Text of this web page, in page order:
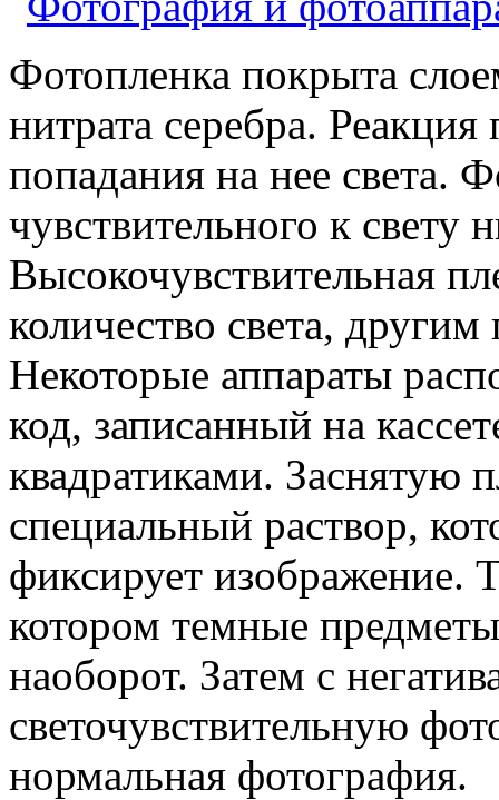
Фотопленка покрыта
нитрата серебра. Реакция
попадания на нее света.
чувствительного к свету
Высокочувствительная
количество света,
Некоторые аппараты
код, записанный на
квадратиками. Заснятую
специальный раствор,
фиксирует изображение.
котором темные
наоборот. Затем с
светочувствительную
нормальная фотография.